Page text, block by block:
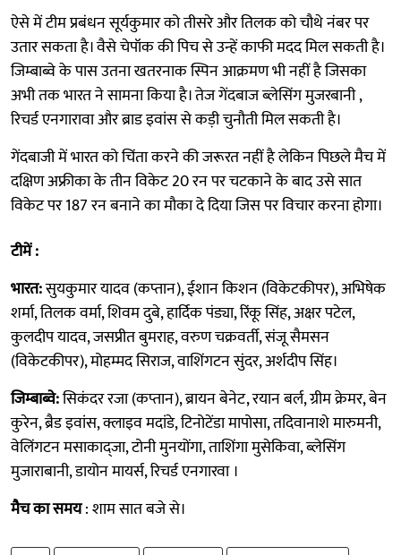
ऐसे में टीम प्रबंधन सूर्यकुमार को तीसरे और तिलक को चौथे नंबर पर
उतार सकता है। वैसे चेपॉक की पिच से उन्हें काफी मदद मिल सकती है।
जिम्बाब्वे के पास उतना खतरनाक स्पिन आक्रमण भी नहीं है जिसका
अभी तक भारत ने सामना किया है। तेज गेंदबाज ब्लेसिंग मुजरबानी ,
रिचर्ड एनगारावा और ब्राड इवांस से कड़ी चुनौती मिल सकती है।
गेंदबाजी में भारत को चिंता करने की जरूरत नहीं है लेकिन पिछले मैच में
दक्षिण अफ्रीका के तीन विकेट 20 रन पर चटकाने के बाद उसे सात
विकेट पर 187 रन बनाने का मौका दे दिया जिस पर विचार करना होगा।
टीमें :
भारत:सुयकुमार यादव (कप्तान), ईशान किशन (विकेटकीपर), अभिषेक
शर्मा, तिलक वर्मा, शिवम दुबे, हार्दिक पंड्या, रिंकू सिंह, अक्षर पटेल,
कुलदीप यादव, जसप्रीत बुमराह, वरुण चक्रवर्ती, संजू सैमसन
(विकेटकीपर), मोहम्मद सिराज, वाशिंगटन सुंदर, अर्शदीप सिंह।
जिम्बाब्वे:सिकंदर रजा (कप्तान), ब्रायन बेनेट, रयान बर्ल, ग्रीम क्रेमर, बेन
कुरेन, ब्रैड इवांस, क्लाइव मदांडे, टिनोटेंडा मापोसा, तदिवानाशे मारुमनी,
वेलिंगटन मसाकाद्जा, टोनी मुनयोंगा, ताशिंगा मुसेकिवा, ब्लेसिंग
मुजाराबानी, डायोन मायर्स, रिचर्ड एनगारवा ।
मैच का समय: शाम सात बजे से।